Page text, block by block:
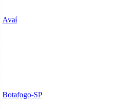
Avaí
Botafogo-SP